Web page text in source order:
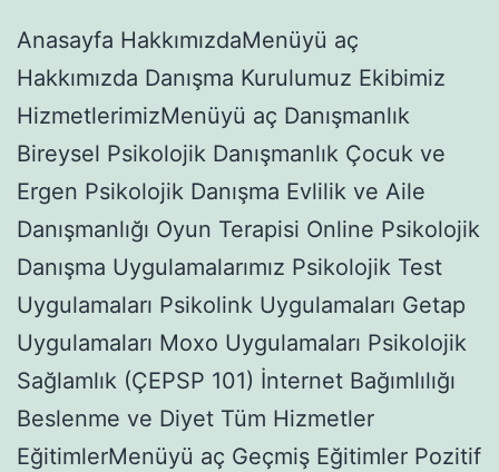
Anasayfa HakkımızdaMenüyü aç
Hakkımızda Danışma Kurulumuz Ekibimiz
HizmetlerimizMenüyü aç Danışmanlık
Bireysel Psikolojik Danışmanlık Çocuk ve
Ergen Psikolojik Danışma Evlilik ve Aile
Danışmanlığı Oyun Terapisi Online Psikolojik
Danışma Uygulamalarımız Psikolojik Test
Uygulamaları Psikolink Uygulamaları Getap
Uygulamaları Moxo Uygulamaları Psikolojik
Sağlamlık (ÇEPSP 101) İnternet Bağımlılığı
Beslenme ve Diyet Tüm Hizmetler
EğitimlerMenüyü aç Geçmiş Eğitimler Pozitif